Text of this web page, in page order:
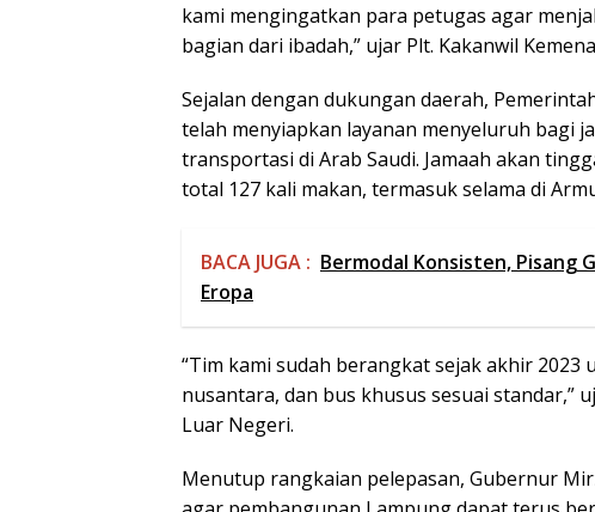
kami mengingatkan para petugas agar
bagian dari ibadah,” ujar Plt. Kakanwil
Sejalan dengan dukungan daerah,
telah menyiapkan layanan menyeluruh bagi
transportasi di Arab Saudi. Jamaah akan
total 127 kali makan, termasuk selama di
BACA JUGA : Bermodal Konsisten, Pisang
Eropa
“Tim kami sudah berangkat sejak akhir
nusantara, dan bus khusus sesuai standar,”
Luar Negeri.
Menutup rangkaian pelepasan, Gubernur